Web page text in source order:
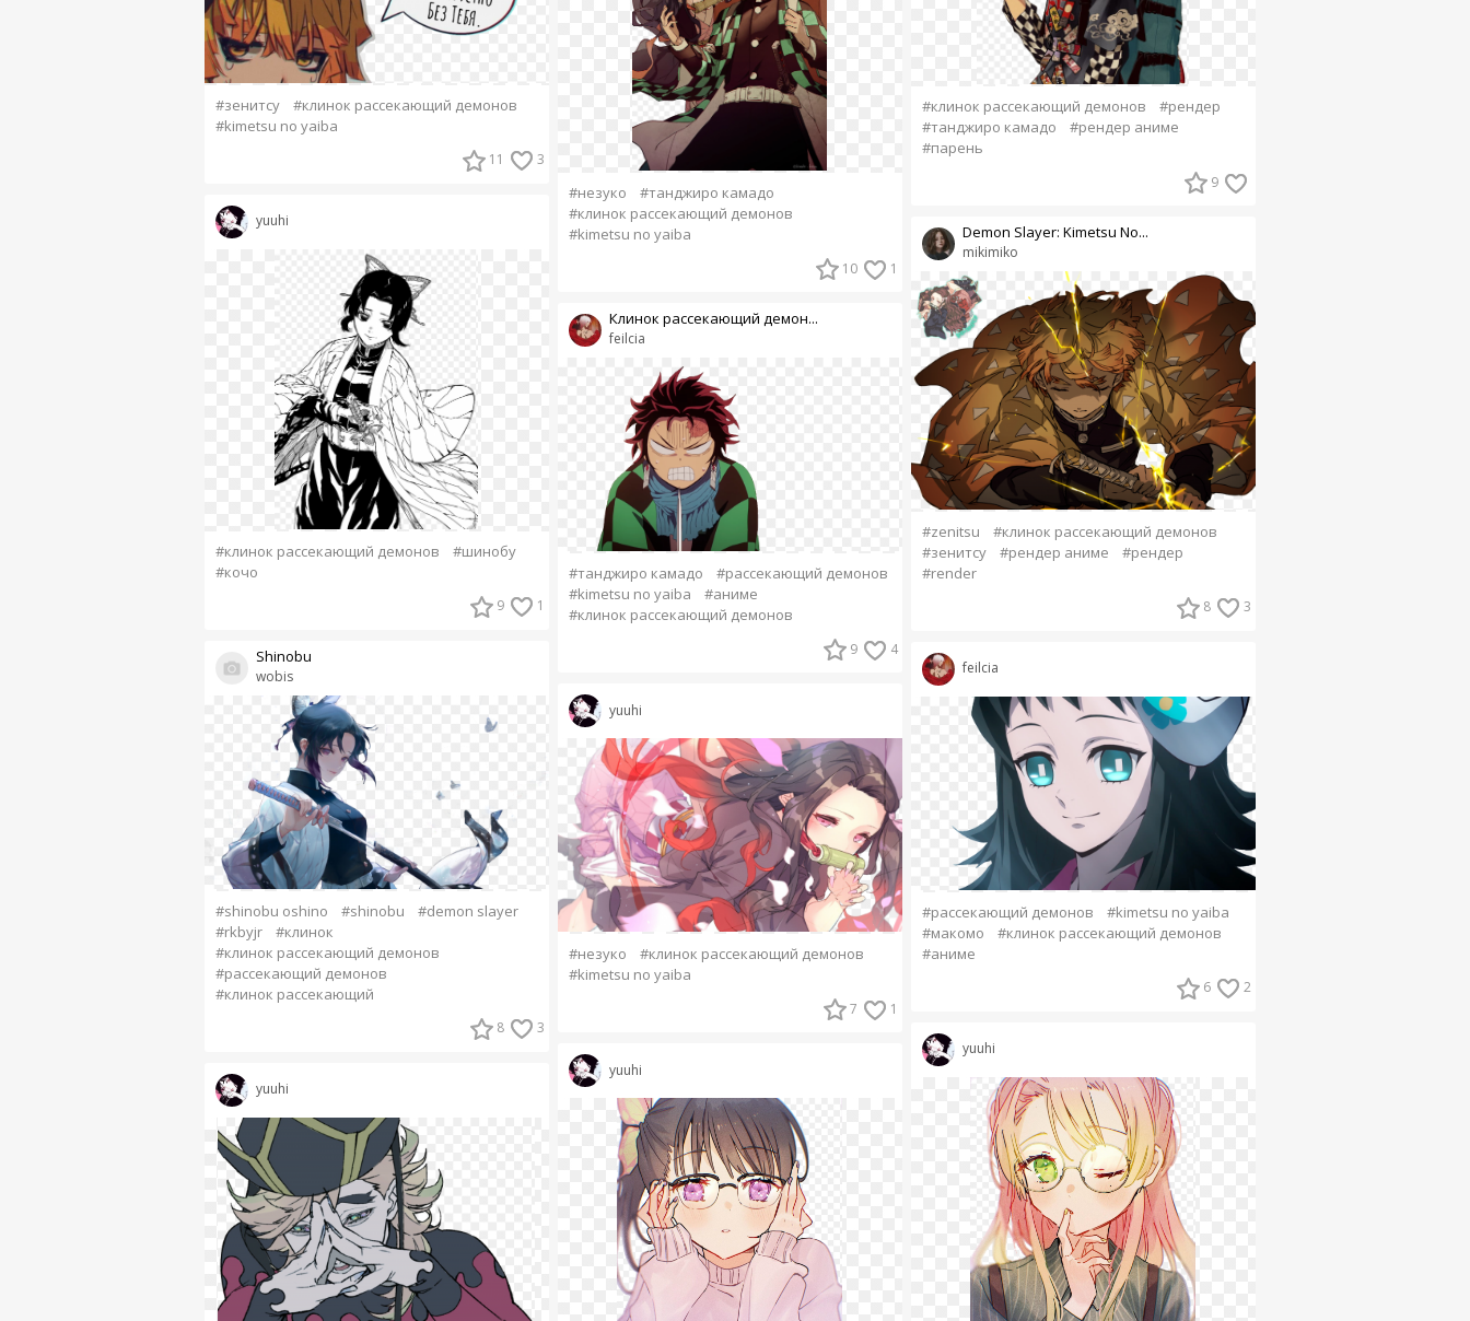
#зенитсу
#клинок рассекающий демонов
#kimetsu no yaiba
11 3
yuuhi
#клинок рассекающий демонов
#шинобу
#кочо
9 1
wobis
Shinobu
#shinobu oshino #shinobu
#demon slayer
#rkbyjr
#клинок
#клинок рассекающий демонов
#рассекающий демонов
#клинок рассекающий
8 3
yuuhi
#незуко
#танджиро камадо
#клинок рассекающий демонов
#kimetsu no yaiba
10 1
feilcia
Клинок рассекающий демон...
#танджиро камадо
#рассекающий демонов
#kimetsu no yaiba
#аниме
#клинок рассекающий демонов
9 4
yuuhi
#незуко
#клинок рассекающий демонов
#kimetsu no yaiba
7 1
yuuhi
#клинок рассекающий демонов
#рендер
#танджиро камадо
#рендер аниме
#парень
9
mikimiko
Demon Slayer: Kimetsu No...
#zenitsu
#клинок рассекающий демонов
#зенитсу
#рендер аниме
#рендер
#render
8 3
feilcia
#рассекающий демонов
#kimetsu no yaiba
#макомо
#клинок рассекающий демонов
#аниме
6 2
yuuhi